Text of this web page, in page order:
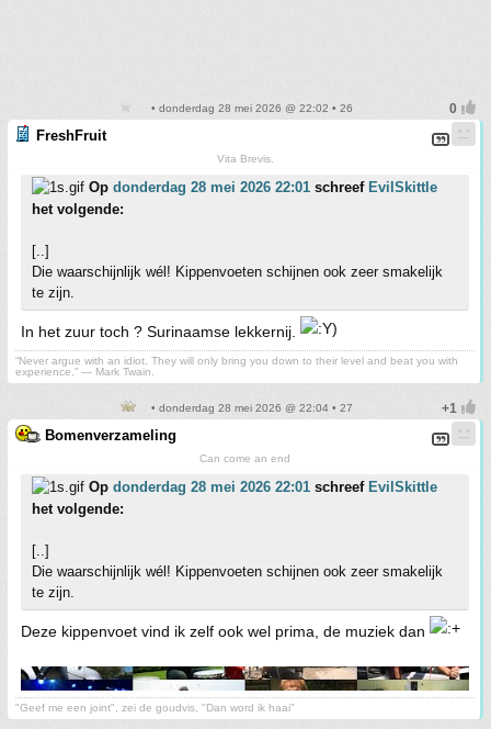
• donderdag 28 mei 2026 @ 22:02 • 26
FreshFruit
Vita Brevis.
Op donderdag 28 mei 2026 22:01 schreef EvilSkittle
het volgende:
[..]
Die waarschijnlijk wél! Kippenvoeten schijnen ook zeer smakelijk
te zijn.
In het zuur toch ? Surinaamse lekkernij.
“Never argue with an idiot. They will only bring you down to their level and beat you with
experience.” ― Mark Twain.
• donderdag 28 mei 2026 @ 22:04 • 27
Bomenverzameling
Can come an end
Op donderdag 28 mei 2026 22:01 schreef EvilSkittle
het volgende:
[..]
Die waarschijnlijk wél! Kippenvoeten schijnen ook zeer smakelijk
te zijn.
Deze kippenvoet vind ik zelf ook wel prima, de muziek dan
"Geef me een joint", zei de goudvis, "Dan word ik haai"